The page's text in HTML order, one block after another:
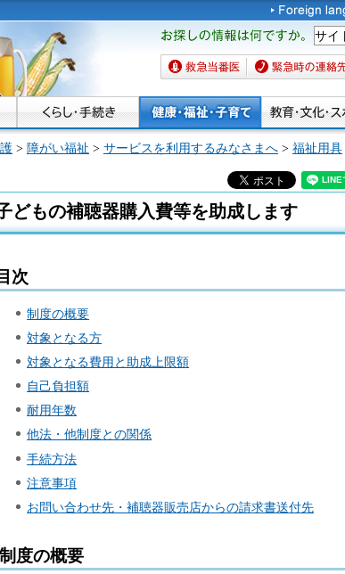
お探しの情報は何です
か。
救急当番医 緊急時の連絡先
> 障がい福祉 > サービスを利用するみなさまへ > 福祉用具
どもの補聴器購入費等を助成します
次
制度の概要
対象となる方
対象となる費用と助成上限額
自己負担額
耐用年数
他法・他制度との関係
手続方法
注意事項
お問い合わせ先・補聴器販売店からの請求書送付先
制度の概要